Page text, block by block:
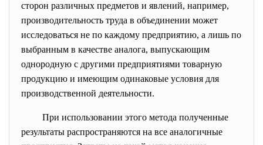
сторон различных предметов и явлений, например,
производительность труда в объединении может
исследоваться не по каждому предприятию, а лишь по
выбранным в качестве аналога, выпускающим
однородную с другими предприятиями товарную
продукцию и имеющим одинаковые условия для
производственной деятельности.
При использовании этого метода полученные
результаты распространяются на все аналогичные